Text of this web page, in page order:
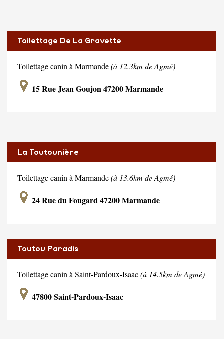
Toilettage De La Gravette
Toilettage canin à Marmande(à 12.3km de Agmé)
15 Rue Jean Goujon 47200 Marmande
La Toutounière
Toilettage canin à Marmande(à 13.6km de Agmé)
24 Rue du Fougard 47200 Marmande
Toutou Paradis
Toilettage canin à Saint-Pardoux-Isaac(à 14.5km de Agmé)
47800 Saint-Pardoux-Isaac